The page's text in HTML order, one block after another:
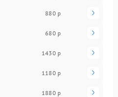
880 р
680 р
1430 р
1180 р
1880 р